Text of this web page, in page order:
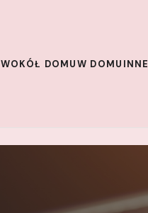
WOKÓŁ DOMUW DOMU INNE